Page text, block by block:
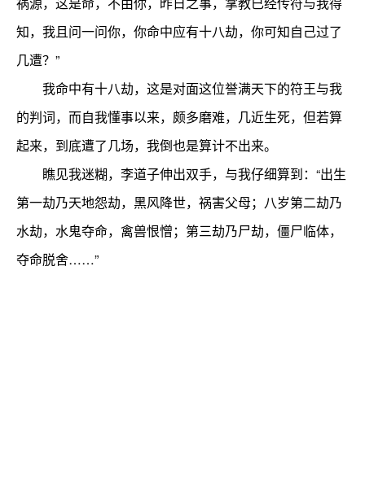
知，我且问一问你，你命中应有十八劫，你可知自己过了
几遭？”
我命中有十八劫，这是对面这位誉满天下的符王与我
的判词，而自我懂事以来，颇多磨难，几近生死，但若算
起来，到底遭了几场，我倒也是算计不出来。
瞧见我迷糊，李道子伸出双手，与我仔细算到：“出生
第一劫乃天地怨劫，黑风降世，祸害父母；八岁第二劫乃
水劫，水鬼夺命，禽兽恨憎；第三劫乃尸劫，僵尸临体，
夺命脱舍……”